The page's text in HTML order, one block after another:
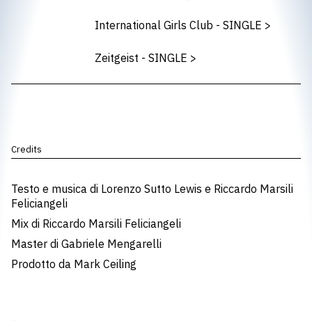
International Girls Club - SINGLE >
Zeitgeist - SINGLE >
Credits
Testo e musica di Lorenzo Sutto Lewis e Riccardo Marsili
Feliciangeli
Mix di Riccardo Marsili Feliciangeli
Master di Gabriele Mengarelli
Prodotto da Mark Ceiling